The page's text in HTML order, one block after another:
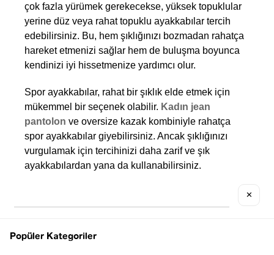
çok fazla yürümek gerekecekse, yüksek topuklular
yerine düz veya rahat topuklu ayakkabılar tercih
edebilirsiniz. Bu, hem şıklığınızı bozmadan rahatça
hareket etmenizi sağlar hem de buluşma boyunca
kendinizi iyi hissetmenize yardımcı olur.
Spor ayakkabılar, rahat bir şıklık elde etmek için
mükemmel bir seçenek olabilir. Kadın jean
pantolon ve oversize kazak kombiniyle rahatça
spor ayakkabılar giyebilirsiniz. Ancak şıklığınızı
vurgulamak için tercihinizi daha zarif ve şık
ayakkabılardan yana da kullanabilirsiniz.
Saç ve makyajın aşırıya kaçmaması, doğal ve
✕
Popüler Kategoriler